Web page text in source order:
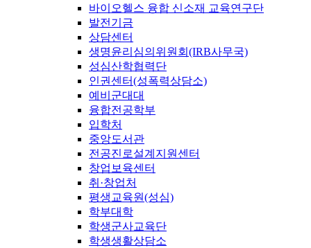
바이오헬스 융합 신소재 교육연구단
발전기금
상담센터
생명윤리심의위원회(IRB사무국)
성심산학협력단
인권센터(성폭력상담소)
예비군대대
융합전공학부
입학처
중앙도서관
전공진로설계지원센터
창업보육센터
취·창업처
평생교육원(성심)
학부대학
학생군사교육단
학생생활상담소